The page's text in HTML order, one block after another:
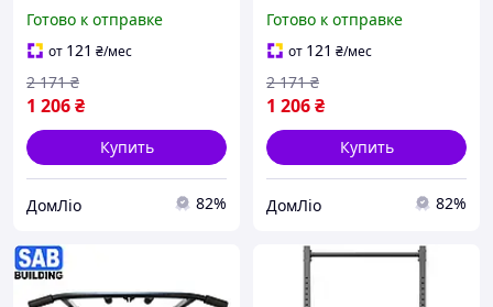
подтягиваний и
тренировок верхней
части тела
Готово к отправке
от 121 ₴/мес
1 206₴
2 171 ₴
Купить
ДомЛіо 82%
подтягиваний и
упражнений на пресс
Готово к отправке
от 121 ₴/мес
1 206₴
2 171 ₴
Купить
ДомЛіо 82%